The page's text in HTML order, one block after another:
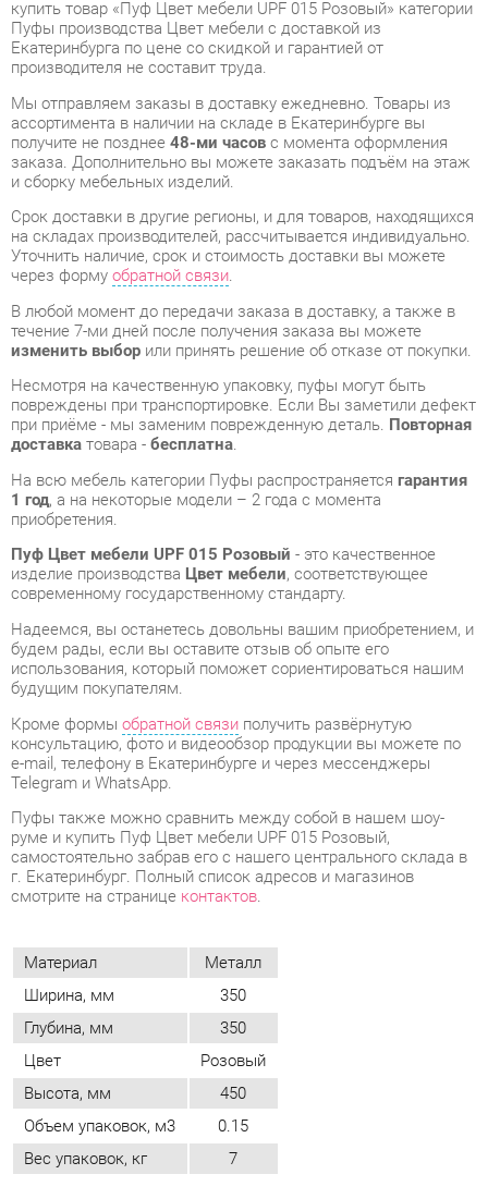
Мы отправляем заказы в доставку ежедневно. Товары из
ассортимента в наличии на складе в Екатеринбурге вы
получите не позднее48-ми часовс момента оформления
заказа. Дополнительно вы можете заказать подъём на этаж
и сборку мебельных изделий.
Срок доставки в другие регионы, и для товаров, находящихся
на складах производителей, рассчитывается индивидуально.
Уточнить наличие, срок и стоимость доставки вы можете
через формуобратной связи.
В любой момент до передачи заказа в доставку, а также в
течение 7-ми дней после получения заказа вы можете
изменить выборили принять решение об отказе от покупки.
Несмотря на качественную упаковку, пуфы могут быть
повреждены при транспортировке. Если Вы заметили дефект
при приёме - мы заменим поврежденную деталь.Повторная
доставкатовара - бесплатна.
На всю мебель категории Пуфы распространяетсягарантия
1 год, а на некоторые модели – 2 года с момента
приобретения.
Пуф Цвет мебели UPF 015 Розовый
изделие производстваЦвет мебели , соответствующее
современному государственному стандарту.
Надеемся, вы останетесь довольны вашим приобретением, и
будем рады, если вы оставите отзыв об опыте его
использования, который поможет сориентироваться нашим
будущим покупателям.
консультацию, фото и видеообзор продукции вы можете по
e-mail, телефону в Екатеринбурге и через мессенджеры
Telegram и WhatsApp.
руме и купить Пуф Цвет мебели UPF 015 Розовый,
самостоятельно забрав его с нашего центрального склада в
г. Екатеринбург. Полный список адресов и магазинов
смотрите на странице
Материал
Металл
Ширина, мм
350
Глубина, мм
350
Высота, мм
450
Объем упаковок, м3
0.15
Вес упаковок, кг
7
ОТЗЫВЫ
Пока нет отзывов, поделитесь первым своим мнением.
ДОБАВИТЬ ОТЗЫВ